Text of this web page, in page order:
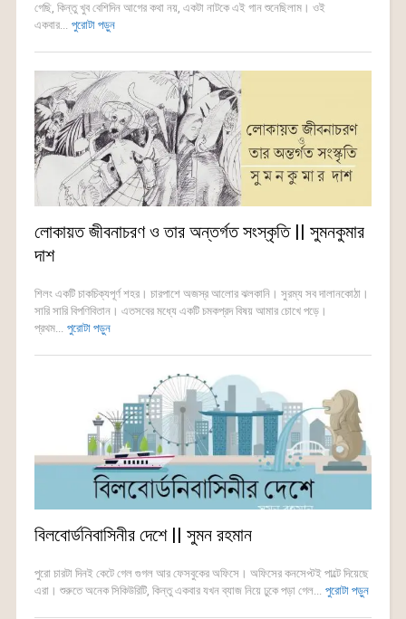
গেছি, কিন্তু খুব বেশিদিন আগের কথা নয়, একটা নাটকে এই গান শুনেছিলাম। ওই
একবার... পুরোটা পড়ুন
লোকায়ত জীবনাচরণ ও তার অন্তর্গত সংস্কৃতি || সুমনকুমার
দাশ
শিলং একটি চাকচিক্যপূর্ণ শহর। চারপাশে অজস্র আলোর ঝলকানি। সুরম্য সব দালানকোঠা।
সারি সারি বিপণিবিতান। এতসবের মধ্যে একটি চমকপ্রদ বিষয় আমার চোখে পড়ে।
প্রথম... পুরোটা পড়ুন
বিলবোর্ডনিবাসিনীর দেশে || সুমন রহমান
পুরো চারটা দিনই কেটে গেল গুগল আর ফেসবুকের অফিসে। অফিসের কনসেপ্টই পাল্টে দিয়েছে
এরা। শুরুতে অনেক সিকিউরিটি, কিন্তু একবার যখন ব্যাজ নিয়ে ঢুকে পড়া গেল... পুরোটা পড়ুন